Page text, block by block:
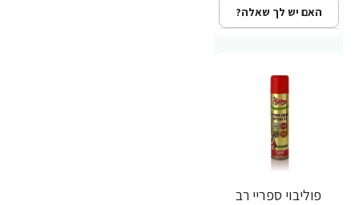
האם יש לך שאלה?
פוליבוי ספריי רב